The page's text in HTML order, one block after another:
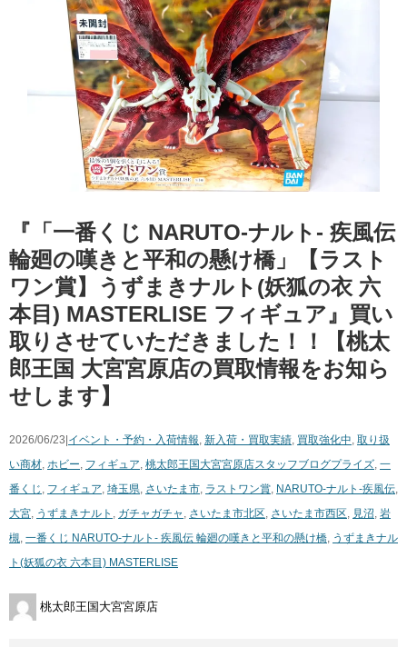
『「一番くじ NARUTO-ナルト- 疾風伝
輪廻の嘆きと平和の懸け橋」【ラスト
ワン賞】うずまきナルト(妖狐の衣 六
本目) MASTERLISE フィギュア』買い
取りさせていただきました！！【桃太
郎王国 大宮宮原店の買取情報をお知ら
せします】
2026/06/23| イベント・予約・入荷情報, 新入荷・買取実績, 買取強化中, 取り扱
い商材, ホビー, フィギュア, 桃太郎王国大宮宮原店スタッフブログプライズ, 一
番くじ , フィギュア, 埼玉県, さいたま市, ラストワン賞, NARUTO-ナルト-疾風伝,
大宮, うずまきナルト , ガチャガチャ , さいたま市北区, さいたま市西区, 見沼, 岩
槻, 一番くじ NARUTO-ナルト- 疾風伝 輪廻の嘆きと平和の懸け橋, うずまきナル
ト(妖狐の衣 六本目) MASTERLISE
桃太郎王国大宮宮原店